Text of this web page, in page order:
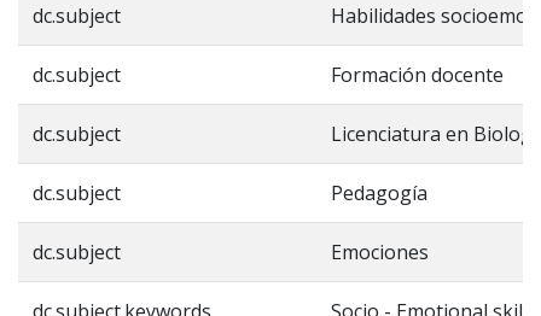
dc.subject Habilidades
dc.subject Formación docente
dc.subject Licenciatura en
dc.subject Pedagogía
dc.subject Emociones